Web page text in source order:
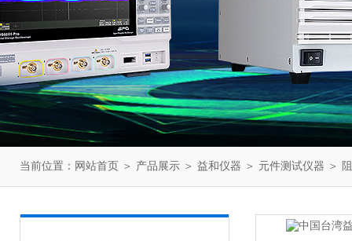
当前位置： 网站首页 ＞ 产品展示 ＞ 益和仪器 ＞ 元件测试仪器 ＞